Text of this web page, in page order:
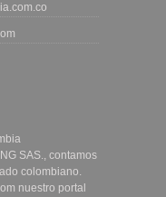
SAS., contamos
colombiano.
nuestro portal